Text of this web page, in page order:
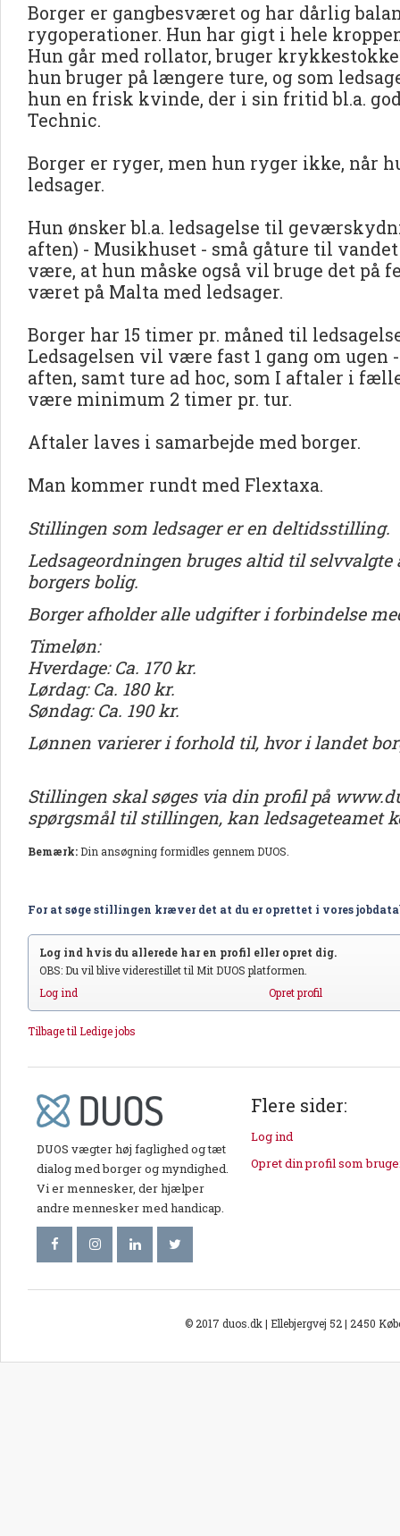
Borger er gangbesværet og har dårlig
rygoperationer. Hun har gigt i hele
Hun går med rollator, bruger
hun bruger på længere ture, og som
hun en frisk kvinde, der i sin fritid bl.a.
Technic.
Borger er ryger, men hun ryger ikke, når
ledsager.
Hun ønsker bl.a. ledsagelse til
aften) - Musikhuset - små gåture til
være, at hun måske også vil bruge det på
været på Malta med ledsager.
Borger har 15 timer pr. måned til
Ledsagelsen vil være fast 1 gang om ugen
aften, samt ture ad hoc, som I aftaler i
være minimum 2 timer pr. tur.
Aftaler laves i samarbejde med borger.
Man kommer rundt med Flextaxa.
Stillingen som ledsager er en deltidsstilling.
Ledsageordningen bruges altid til
borgers bolig.
Borger afholder alle udgifter i forbindelse
Timeløn:
Hverdage: Ca. 170 kr.
Lørdag: Ca. 180 kr.
Søndag: Ca. 190 kr.
Lønnen varierer i forhold til, hvor i landet
Stillingen skal søges via din profil på
spørgsmål til stillingen, kan ledsageteamet
Bemærk:Din ansøgning formidles gennem DUOS.
For at søge stillingen kræver det at du er oprettet i vores
Log ind hvis du allerede har en profil eller opret dig.
OBS: Du vil blive viderestillet til Mit DUOS platformen.
Log ind
Opret profil
Tilbage til Ledige jobs
DUOS vægter høj faglighed og tæt
dialog med borger og myndighed.
Vi er mennesker, der hjælper
andre mennesker med handicap.
Flere sider:
Log ind
Opret din profil som
© 2017 duos.dk | Ellebjergvej 52 | 2450